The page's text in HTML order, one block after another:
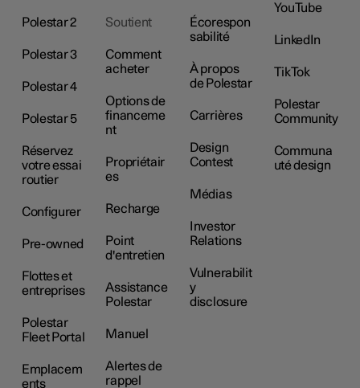
Polestar 2
Polestar 3
Polestar 4
Polestar 5
Réservez
votre essai
routier
Configurer
Pre-owned
Flottes et
entreprises
Polestar
Fleet Portal
Emplacem
ents
Soutient
Comment
acheter
Options de
financeme
nt
Propriétair
es
Recharge
Point
d'entretien
Assistance
Polestar
Manuel
Alertes de
rappel
Écorespon
sabilité
À propos
de Polestar
Carrières
Design
Contest
Médias
Investor
Relations
Vulnerabilit
y
disclosure
YouTube
LinkedIn
TikTok
Polestar
Community
Communa
uté design